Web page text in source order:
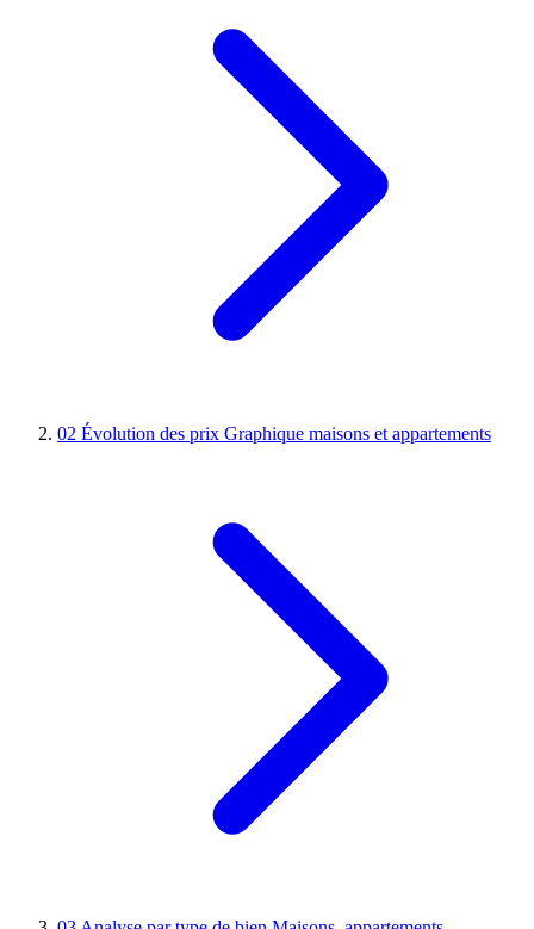
02 Évolution des prix Graphique maisons et appartements